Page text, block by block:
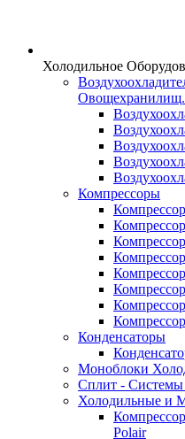
Холодильное
Овощехранилищ.
Компрессоры
Конденсаторы
Моноблоки
Сплит -
Холодильные и
Polair